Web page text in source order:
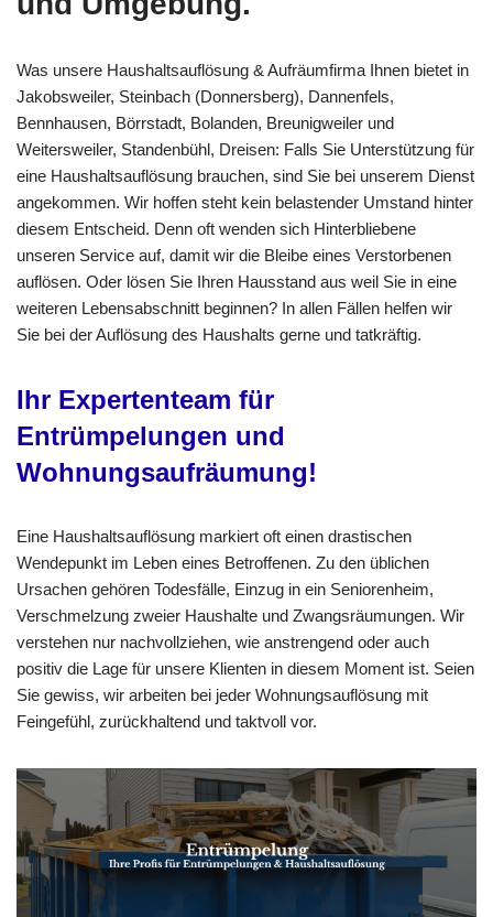
Was unsere Haushaltsauflösung & Aufräumfirma Ihnen bietet in
Jakobsweiler, Steinbach (Donnersberg), Dannenfels,
Bennhausen, Börrstadt, Bolanden, Breunigweiler und
Weitersweiler, Standenbühl, Dreisen: Falls Sie Unterstützung für
eine Haushaltsauflösung brauchen, sind Sie bei unserem Dienst
angekommen. Wir hoffen steht kein belastender Umstand hinter
diesem Entscheid. Denn oft wenden sich Hinterbliebene
unseren Service auf, damit wir die Bleibe eines Verstorbenen
auflösen. Oder lösen Sie Ihren Hausstand aus weil Sie in eine
weiteren Lebensabschnitt beginnen? In allen Fällen helfen wir
Sie bei der Auflösung des Haushalts gerne und tatkräftig.
Ihr Expertenteam für
Entrümpelungen und
Wohnungsaufräumung!
Eine Haushaltsauflösung markiert oft einen drastischen
Wendepunkt im Leben eines Betroffenen. Zu den üblichen
Ursachen gehören Todesfälle, Einzug in ein Seniorenheim,
Verschmelzung zweier Haushalte und Zwangsräumungen. Wir
verstehen nur nachvollziehen, wie anstrengend oder auch
positiv die Lage für unsere Klienten in diesem Moment ist. Seien
Sie gewiss, wir arbeiten bei jeder Wohnungsauflösung mit
Feingefühl, zurückhaltend und taktvoll vor.